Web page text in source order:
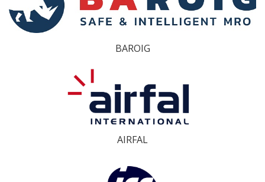
BAROIG
AIRFAL